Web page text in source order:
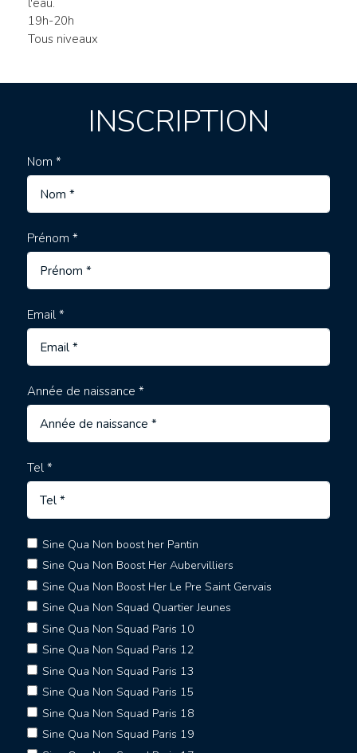
19h-20h
Tous niveaux
INSCRIPTION
Nom *
Prénom *
Email *
Année de naissance *
Tel *
Sine Qua Non boost her Pantin
Sine Qua Non Boost Her Aubervilliers
Sine Qua Non Boost Her Le Pre Saint Gervais
Sine Qua Non Squad Quartier Jeunes
Sine Qua Non Squad Paris 10
Sine Qua Non Squad Paris 12
Sine Qua Non Squad Paris 13
Sine Qua Non Squad Paris 15
Sine Qua Non Squad Paris 18
Sine Qua Non Squad Paris 19